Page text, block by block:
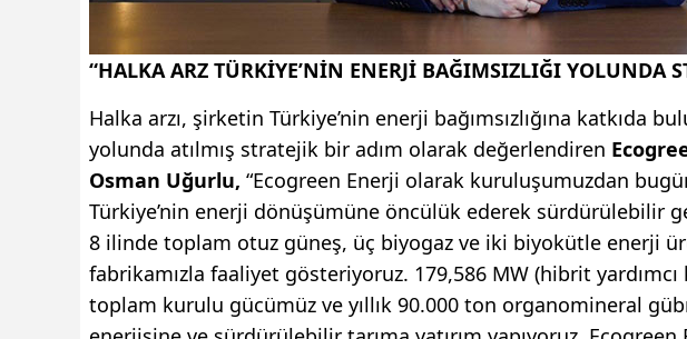
“HALKA ARZ TÜRKİYE’NİN ENERJİ BAĞIMSIZLIĞI YOLUNDA
Halka arzı, şirketin Türkiye’nin enerji bağımsızlığına katkıda
yolunda atılmış stratejik bir adım olarak değerlendiren
Osman Uğurlu, “Ecogreen Enerji olarak kuruluşumuzdan
Türkiye’nin enerji dönüşümüne öncülük ederek sürdürülebilir
8 ilinde toplam otuz güneş, üç biyogaz ve iki biyokütle enerji
fabrikamızla faaliyet gösteriyoruz. 179,586 MW (hibrit
toplam kurulu gücümüz ve yıllık 90.000 ton organomineral